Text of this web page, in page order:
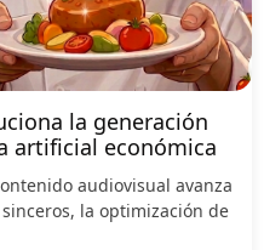
la generación
artificial económica
audiovisual avanza
la optimización de